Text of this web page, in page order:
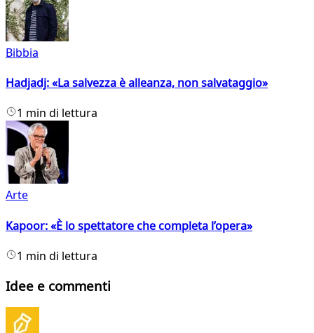
Bibbia
Hadjadj: «La salvezza è alleanza, non salvataggio»
1 min di lettura
Arte
Kapoor: «È lo spettatore che completa l’opera»
1 min di lettura
Idee e commenti